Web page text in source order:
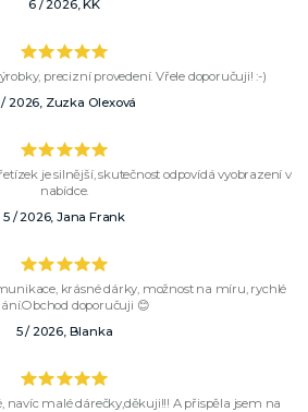
6 / 2026, KK
precizní provedení. Vřele doporučuji! :-)
/ 2026, Zuzka Olexová
je silnější, skutečnost odpovídá vyobrazení v
nabídce.
5 / 2026, Jana Frank
krásné dárky, možnost na míru, rychlé
doporučuji 😊
5 / 2026, Blanka
navíc malé dárečky,děkuji!!! A přispěla jsem na